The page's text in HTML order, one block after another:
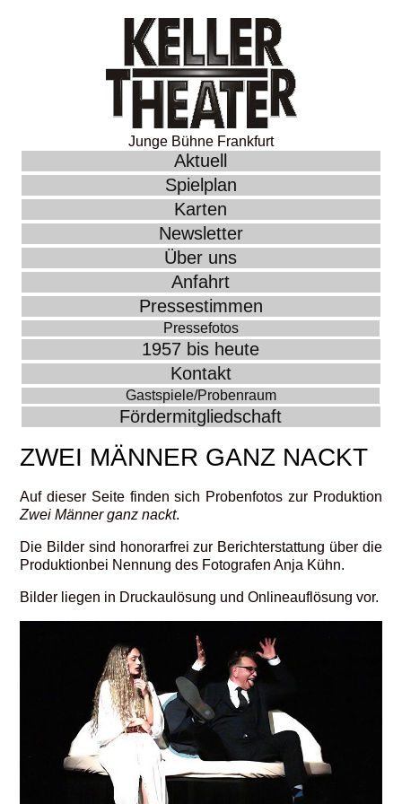
Junge Bühne Frankfurt
Aktuell
Spielplan
Karten
Newsletter
Über uns
Anfahrt
Pressestimmen
Pressefotos
1957 bis heute
Kontakt
Gastspiele/Probenraum
Fördermitgliedschaft
ZWEI MÄNNER GANZ NACKT
Auf dieser Seite finden sich Probenfotos zur Produktion
Zwei Männer ganz nackt.
Die Bilder sind honorarfrei zur Berichterstattung über die
Produktionbei Nennung des Fotografen Anja Kühn.
Bilder liegen in Druckaulösung und Onlineauflösung vor.